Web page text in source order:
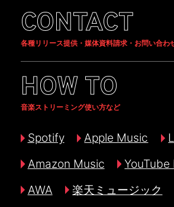
CONTACT
各種リリース提供・媒体資料請求・お問い合わ
HOW TO
音楽ストリーミング使い方など
Spotify Apple Music
Amazon Music
YouTube
AWA
楽天ミュージック